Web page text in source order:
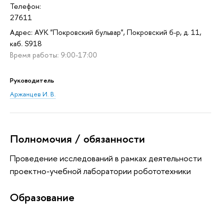
Телефон:
27611
Адрес: АУК "Покровский бульвар", Покровский б-р, д. 11,
каб. S918
Время работы: 9:00-17:00
Руководитель
Аржанцев И. В.
Полномочия / обязанности
Проведение исследований в рамках деятельности
проектно-учебной лаборатории робототехники
Oбразование